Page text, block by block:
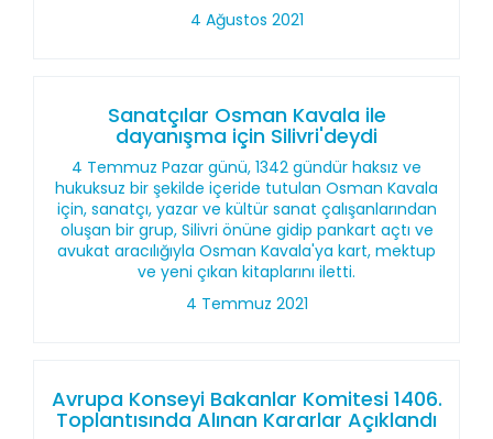
4 Ağustos 2021
Sanatçılar Osman Kavala ile
dayanışma için Silivri'deydi
4 Temmuz Pazar günü, 1342 gündür haksız ve
hukuksuz bir şekilde içeride tutulan Osman Kavala
için, sanatçı, yazar ve kültür sanat çalışanlarından
oluşan bir grup, Silivri önüne gidip pankart açtı ve
avukat aracılığıyla Osman Kavala'ya kart, mektup
ve yeni çıkan kitaplarını iletti.
4 Temmuz 2021
Avrupa Konseyi Bakanlar Komitesi 1406.
Toplantısında Alınan Kararlar Açıklandı